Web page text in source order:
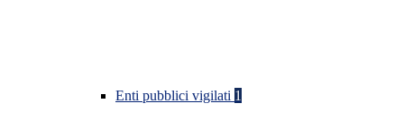
Enti pubblici vigilati 1